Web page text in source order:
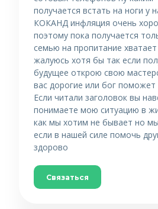
получается встать на ноги у
КОКАНД инфляция очень
поэтому пока получается
семью на пропитание
жалуюсь хотя бы так если
будущее открою свою
вас дорогие или бог поможет
Если читали заголовок вы
понимаете мою ситуацию в
как мы хотим не бывает но
если в нашей силе помочь
здорово
Связаться